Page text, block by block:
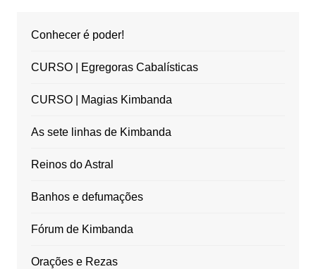
Conhecer é poder!
CURSO | Egregoras Cabalísticas
CURSO | Magias Kimbanda
As sete linhas de Kimbanda
Reinos do Astral
Banhos e defumações
Fórum de Kimbanda
Orações e Rezas